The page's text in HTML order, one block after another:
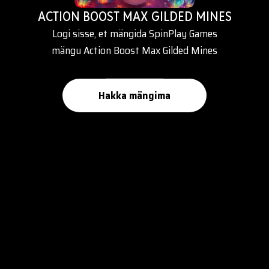
ACTION BOOST MAX GILDED MINES
Logi sisse, et mängida SpinPlay Games
mängu Action Boost Max Gilded Mines
Hakka mängima